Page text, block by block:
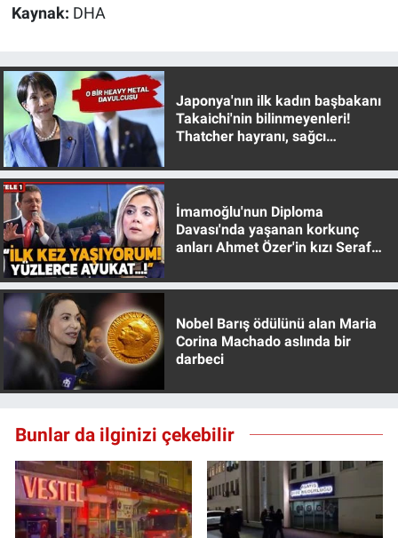
Kaynak: DHA
Japonya'nın ilk kadın başbakanı
Takaichi'nin bilinmeyenleri!
Thatcher hayranı, sağcı
İmamoğlu'nun Diploma
Davası'nda yaşanan korkunç
anları Ahmet Özer'in kızı Seraf
Nobel Barış ödülünü alan Maria
Corina Machado aslında bir
darbeci
Bunlar da ilginizi çekebilir
Türkiye'nin Geleceği
Türkiye'nin Gündemi
Yerel Gündem
Yerel Yaşam
Canlı Yayın